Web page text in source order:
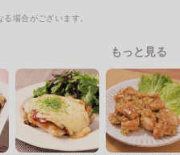
場合がございます。
もっと見る